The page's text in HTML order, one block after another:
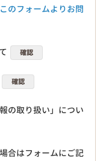
のフォームよりお問
確認
確認
の取り扱い」につい
合はフォームにご記